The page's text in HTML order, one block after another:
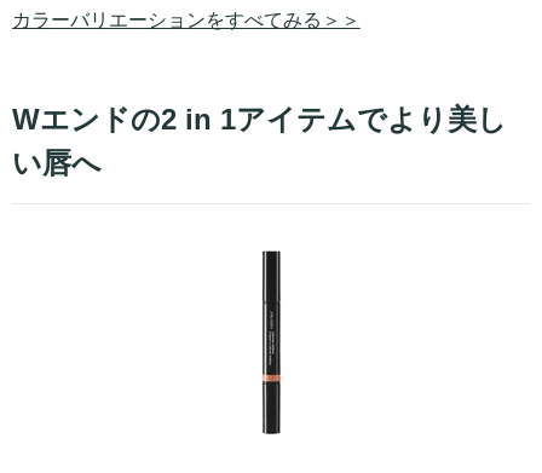
カラーバリエーションをすべてみる＞＞
Wエンドの2 in 1アイテムでより美し
い唇へ